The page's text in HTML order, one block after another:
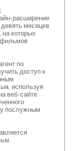
расширение
месяцев
на которых
фильмов
по
доступ к
используя
веб-сайте
послужным